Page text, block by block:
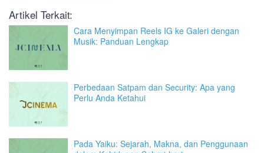
Artikel Terkait:
Cara Menyimpan Reels IG ke Galeri dengan
Musik: Panduan Lengkap
Perbedaan Satpam dan Security: Apa yang
Perlu Anda Ketahui
Pada Yaiku: Sejarah, Makna, dan Penggunaan